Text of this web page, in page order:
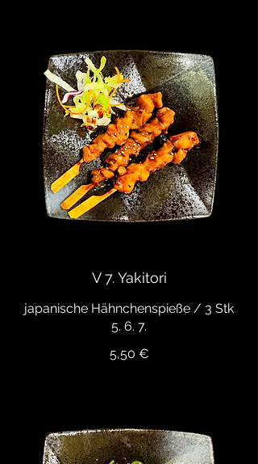
V 7. Yakitori
japanische Hähnchenspieße / 3 Stk
5. 6. 7.
5,50 €